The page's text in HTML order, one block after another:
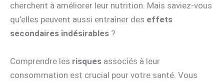
cherchent à améliorer leur nutrition. Mais saviez-vous
qu’elles peuvent aussi entraîner des effets
secondaires indésirables ?
Comprendre les risques associés à leur
consommation est crucial pour votre santé. Vous